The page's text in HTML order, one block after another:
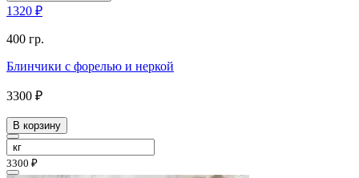
1320 ₽
400 гр.
Блинчики с форелью и неркой
3300 ₽
В корзину
3300 ₽